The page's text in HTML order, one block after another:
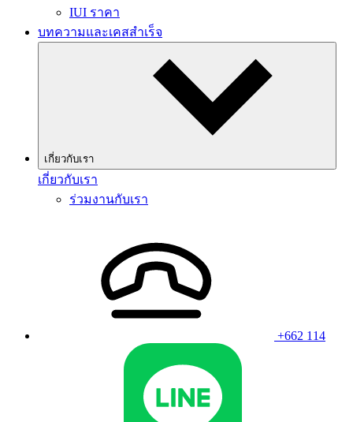
IUI ราคา
บทความและเคสสำเร็จ
เกี่ยวกับเรา
เกี่ยวกับเรา
ร่วมงานกับเรา
+662 114